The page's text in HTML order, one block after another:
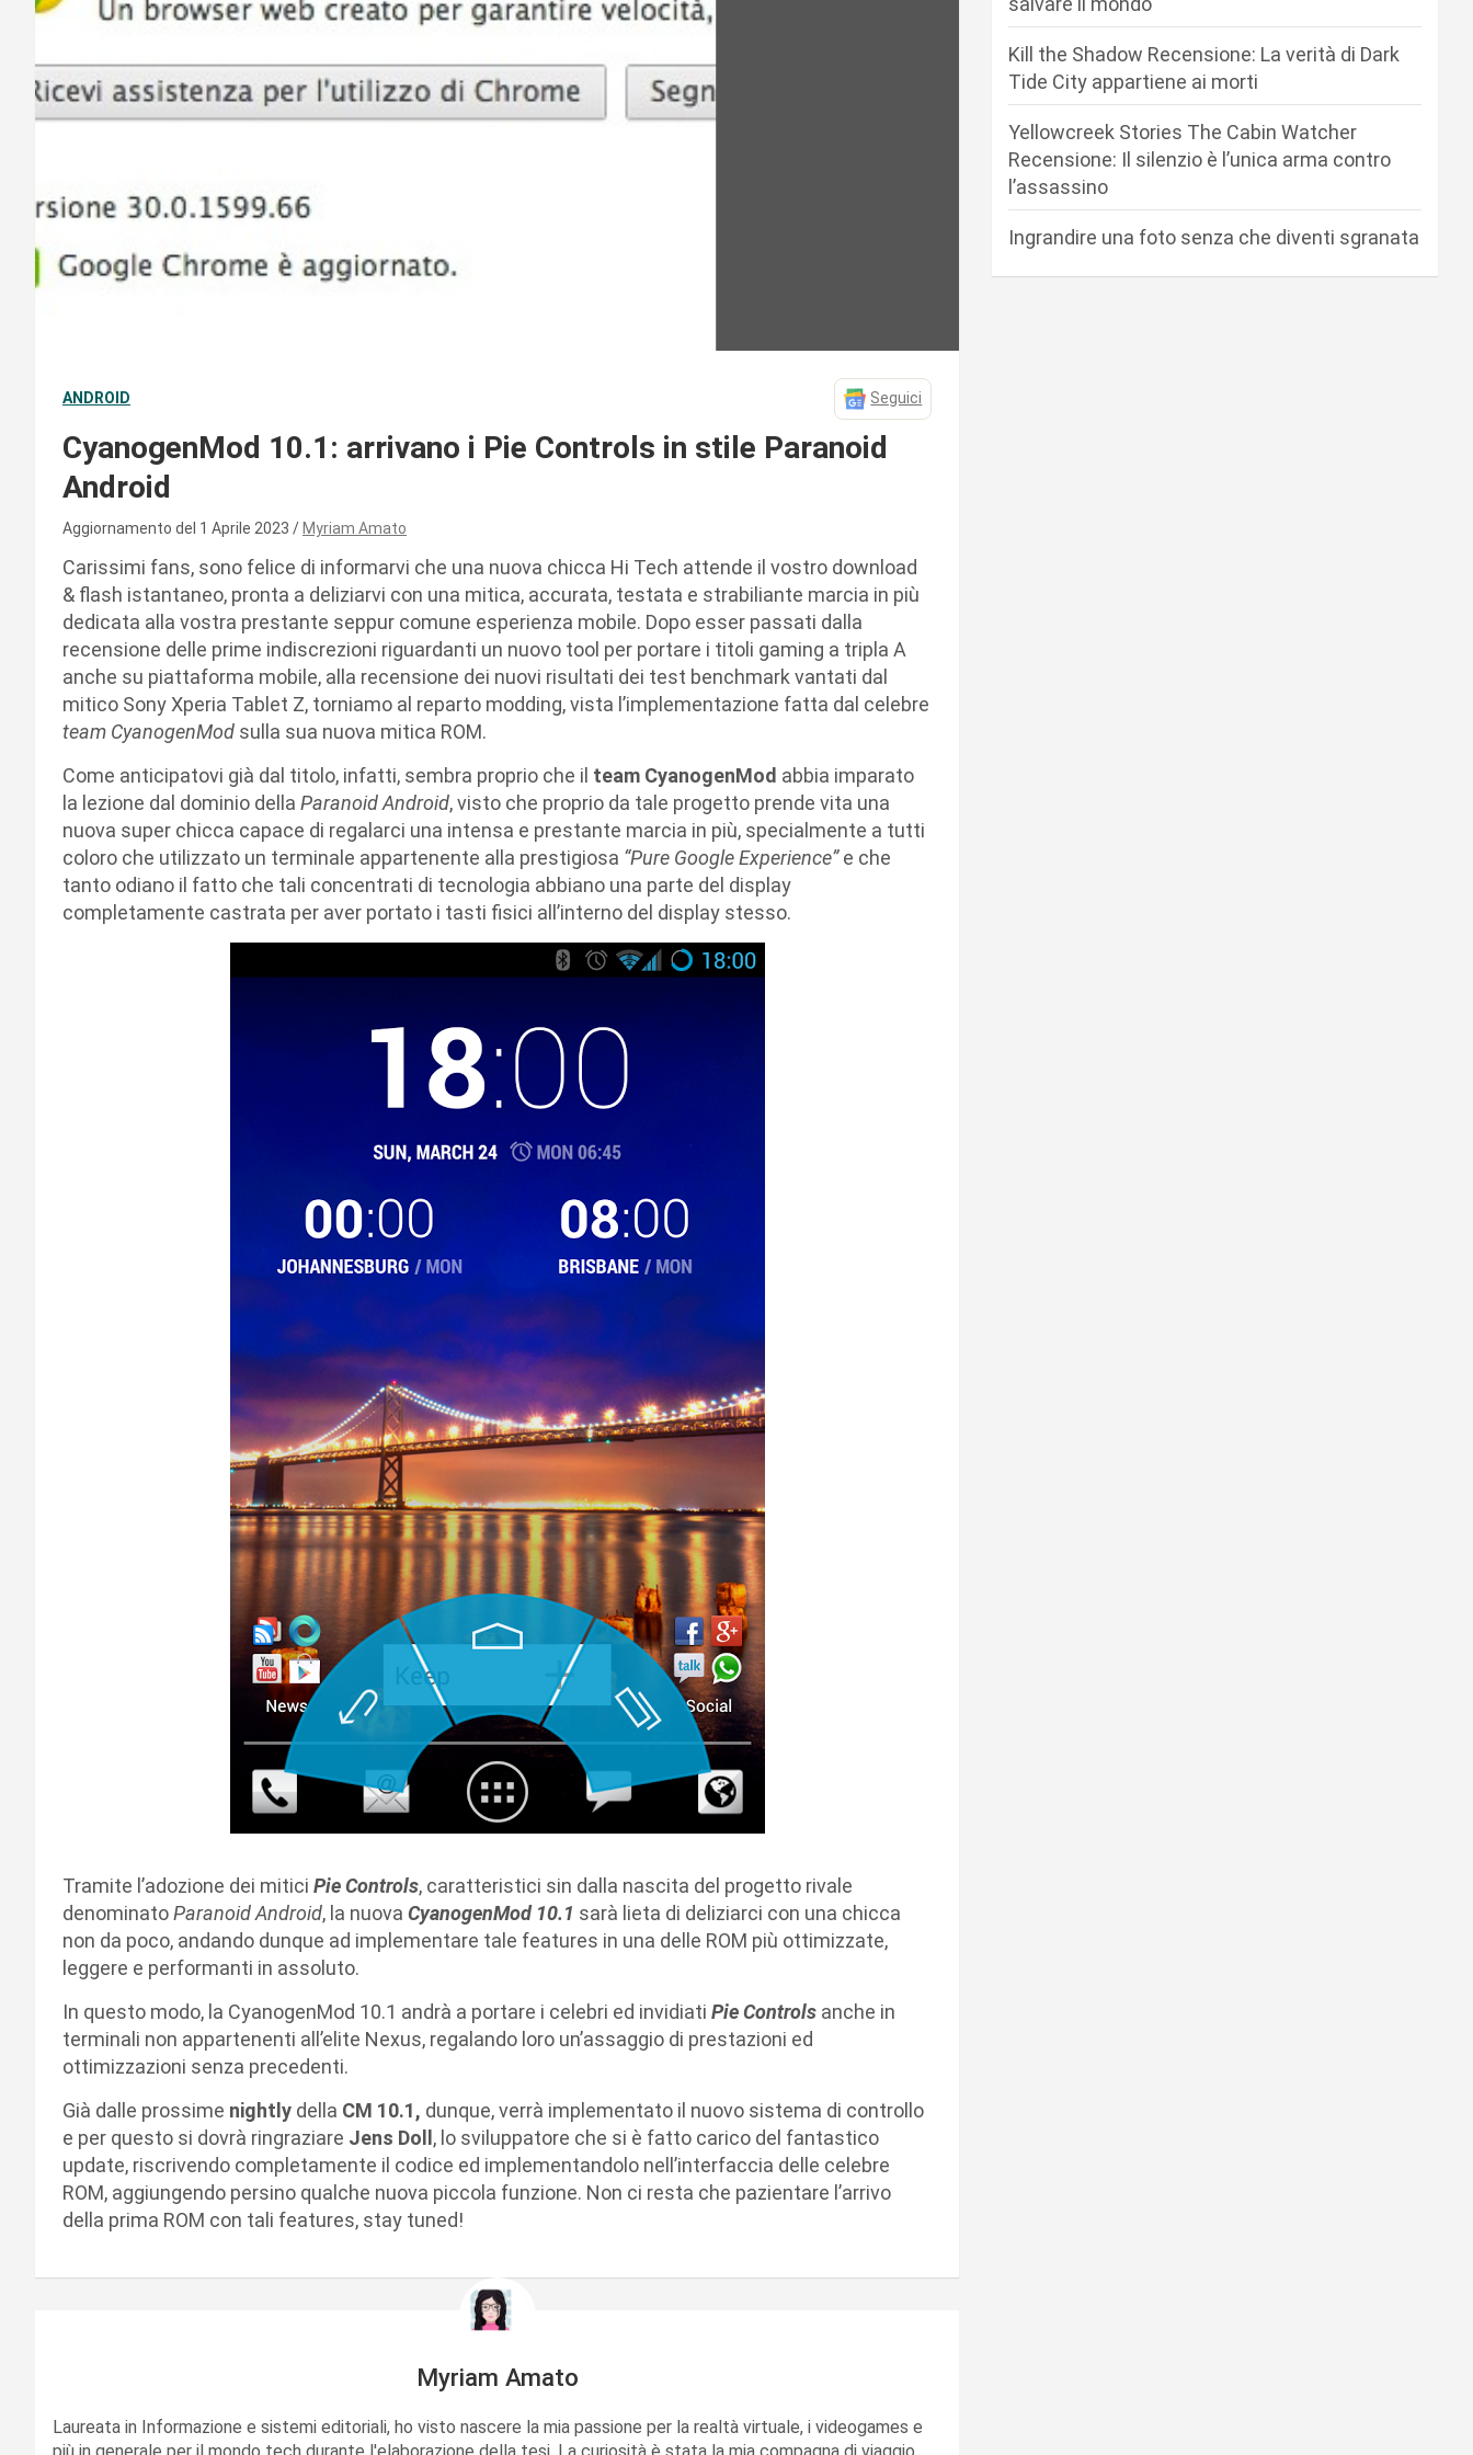
ANDROID Seguici
CyanogenMod 10.1: arrivano i Pie Controls in stile Paranoid
Android
Aggiornamento del 1 Aprile 2023 Myriam Amato
Carissimi fans, sono felice di informarvi che una nuova chicca Hi Tech attende il vostro download
& flash istantaneo, pronta a deliziarvi con una mitica, accurata, testata e strabiliante marcia in più
dedicata alla vostra prestante seppur comune esperienza mobile. Dopo esser passati dalla
recensione delle prime indiscrezioni riguardanti un nuovo tool per portare i titoli gaming a tripla A
anche su piattaforma mobile, alla recensione dei nuovi risultati dei test benchmark vantati dal
mitico Sony Xperia Tablet Z, torniamo al reparto modding, vista l’implementazione fatta dal celebre
team CyanogenMod sulla sua nuova mitica ROM.
Come anticipatovi già dal titolo, infatti, sembra proprio che il team CyanogenMod abbia imparato
la lezione dal dominio della Paranoid Android, visto che proprio da tale progetto prende vita una
nuova super chicca capace di regalarci una intensa e prestante marcia in più, specialmente a tutti
coloro che utilizzato un terminale appartenente alla prestigiosa “Pure Google Experience”e che
tanto odiano il fatto che tali concentrati di tecnologia abbiano una parte del display
completamente castrata per aver portato i tasti fisici all’interno del display stesso.
Tramite l’adozione dei mitici Pie Controls, caratteristici sin dalla nascita del progetto rivale
denominatoParanoid Android, la nuova CyanogenMod 10.1 sarà lieta di deliziarci con una chicca
non da poco, andando dunque ad implementare tale features in una delle ROM più ottimizzate,
leggere e performanti in assoluto.
In questo modo, la CyanogenMod 10.1 andrà a portare i celebri ed invidiati Pie Controls anche in
terminali non appartenenti all’elite Nexus, regalando loro un’assaggio di prestazioni ed
ottimizzazioni senza precedenti.
Già dalle prossime nightly della CM 10.1, dunque, verrà implementato il nuovo sistema di controllo
e per questo si dovrà ringraziare Jens Doll , lo sviluppatore che si è fatto carico del fantastico
update, riscrivendo completamente il codice ed implementandolo nell’interfaccia delle celebre
ROM, aggiungendo persino qualche nuova piccola funzione. Non ci resta che pazientare l’arrivo
della prima ROM con tali features, stay tuned!
Myriam Amato
Laureata in Informazione e sistemi editoriali, ho visto nascere la mia passione per la realtà virtuale, i videogames e
Kill the Shadow Recensione: La verità di Dark
Tide City appartiene ai morti
Yellowcreek Stories The Cabin Watcher
Recensione: Il silenzio è l’unica arma contro
l’assassino
Ingrandire una foto senza che diventi sgranata